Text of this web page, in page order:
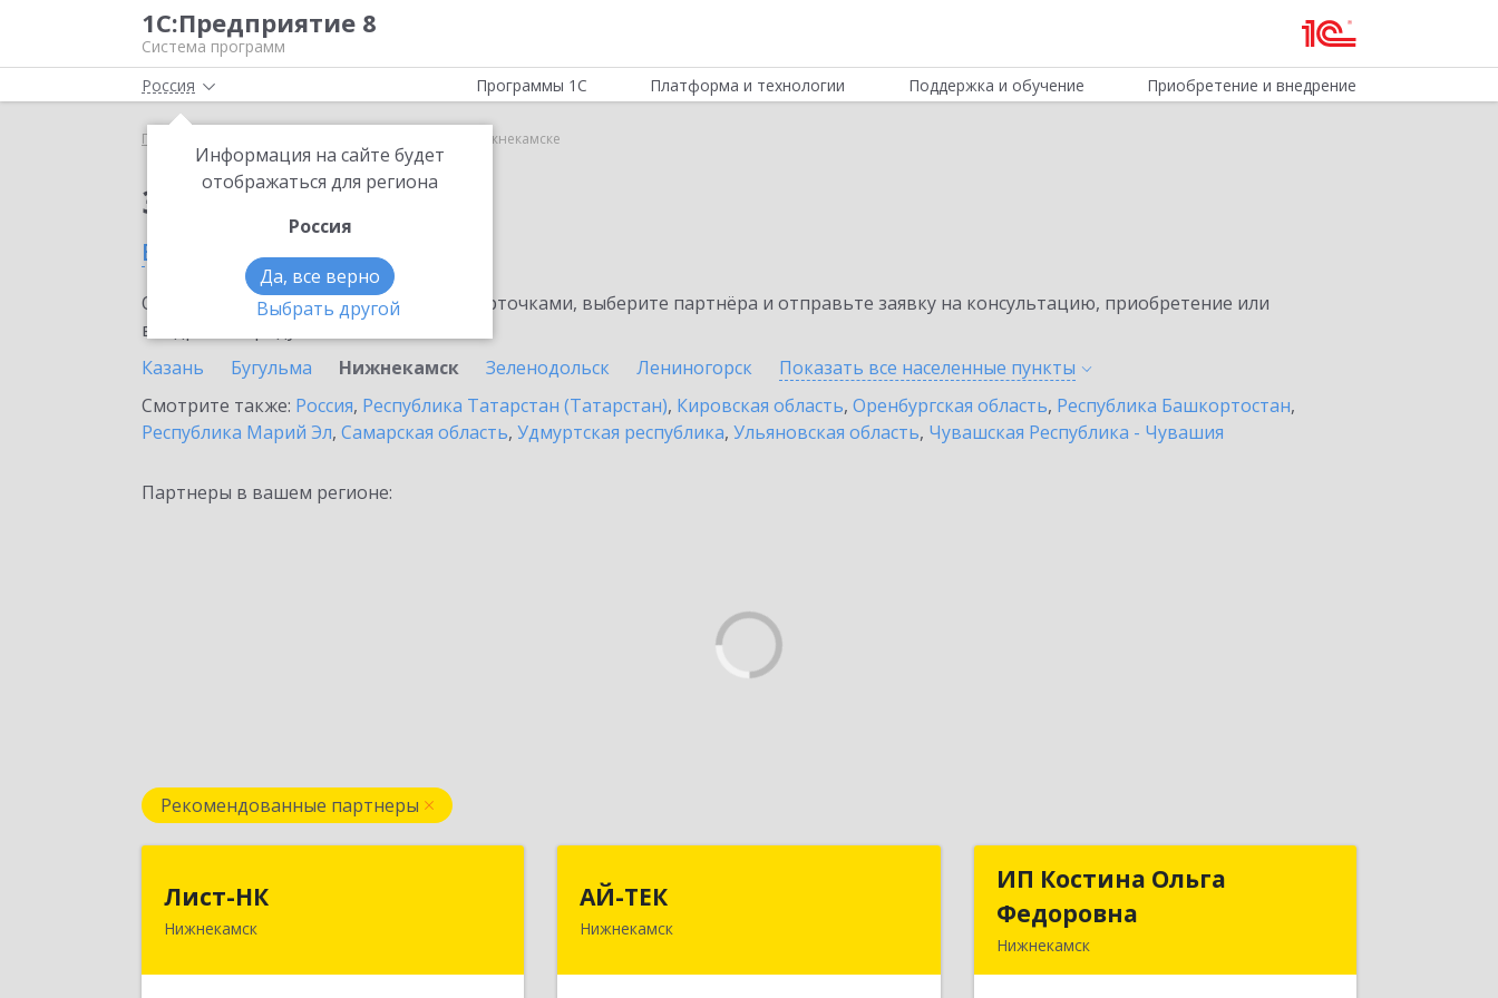
1С:Предприятие 8
Система программ
Россия
Информация на сайте будет
отображаться для региона
Россия
Да, все верно
Выбрать другой
Программы 1С Платформа и технологии Поддержка и обучение Приобретение и внедрение
Главная 1С-ЭДО в Нижнекамске
Заказать 1С-ЭДО
в Нижнекамске
Ознакомьтесь с информационными карточками, выберите партнёра и отправьте заявку на консультацию, приобретение или
внедрение продукта.
Казань
Бугульма Нижнекамск Зеленодольск Лениногорск Показать все населенные пункты
Смотрите также: Россия, Республика Татарстан (Татарстан), Кировская область, Оренбургская область, Республика Башкортостан,
Республика Марий Эл, Самарская область, Удмуртская республика, Ульяновская область, Чувашская Республика - Чувашия
Партнеры в вашем регионе:
Рекомендованные партнеры
Лист-НК
Нижнекамск
АЙ-ТЕК
Нижнекамск
ИП Костина Ольга
Федоровна
Нижнекамск
ИП Костина Ольга